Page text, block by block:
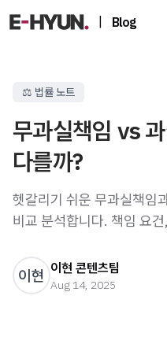
Blog
⚖️ 법률 노트
무과실책임 vs
다를까?
헷갈리기 쉬운 무과실책임
비교 분석합니다. 책임 요
이현 이현 콘텐츠팀
Aug 14, 2025